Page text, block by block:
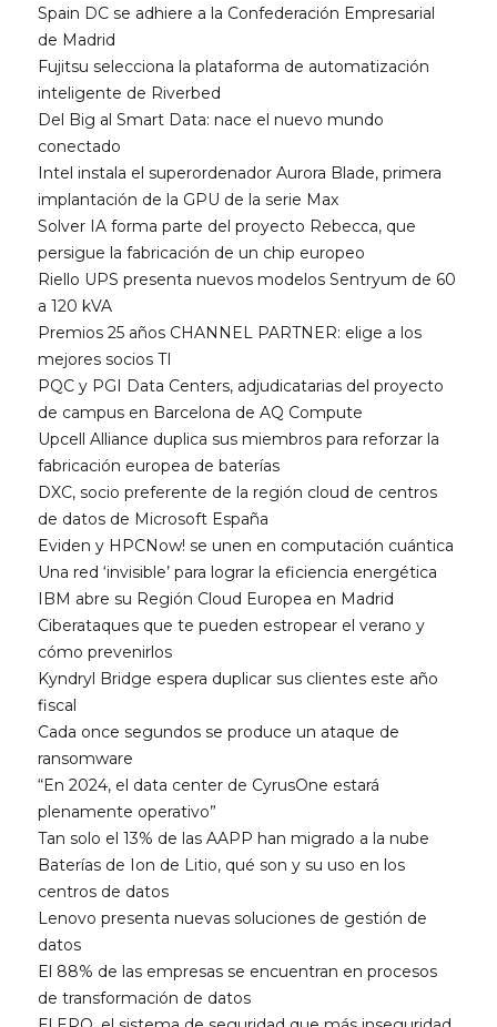
Spain DC se adhiere a la Confederación Empresarial
de Madrid
Fujitsu selecciona la plataforma de automatización
inteligente de Riverbed
Del Big al Smart Data: nace el nuevo mundo
conectado
Intel instala el superordenador Aurora Blade, primera
implantación de la GPU de la serie Max
Solver IA forma parte del proyecto Rebecca, que
persigue la fabricación de un chip europeo
Riello UPS presenta nuevos modelos Sentryum de 60
a 120 kVA
Premios 25 años CHANNEL PARTNER: elige a los
mejores socios TI
PQC y PGI Data Centers, adjudicatarias del proyecto
de campus en Barcelona de AQ Compute
Upcell Alliance duplica sus miembros para reforzar la
fabricación europea de baterías
DXC, socio preferente de la región cloud de centros
de datos de Microsoft España
Eviden y HPCNow! se unen en computación cuántica
Una red ‘invisible’ para lograr la eficiencia energética
IBM abre su Región Cloud Europea en Madrid
Ciberataques que te pueden estropear el verano y
cómo prevenirlos
Kyndryl Bridge espera duplicar sus clientes este año
fiscal
Cada once segundos se produce un ataque de
ransomware
“En 2024, el data center de CyrusOne estará
plenamente operativo”
Tan solo el 13% de las AAPP han migrado a la nube
Baterías de Ion de Litio, qué son y su uso en los
centros de datos
Lenovo presenta nuevas soluciones de gestión de
datos
El 88% de las empresas se encuentran en procesos
de transformación de datos